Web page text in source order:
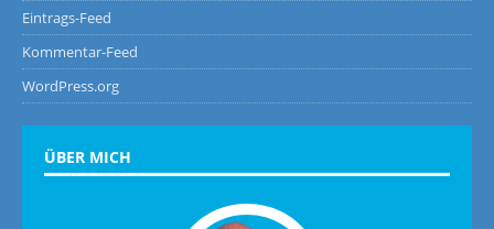
Eintrags-Feed
Kommentar-Feed
WordPress.org
ÜBER MICH